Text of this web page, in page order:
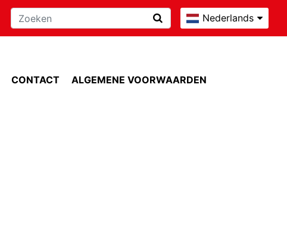
Nederlands
CONTACT ALGEMENE VOORWAARDEN